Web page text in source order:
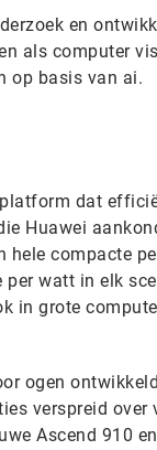
en
als computer
op basis van ai.
dat
Huawei
hele compacte
watt in elk
in grote
ogen
verspreid over
Ascend 910